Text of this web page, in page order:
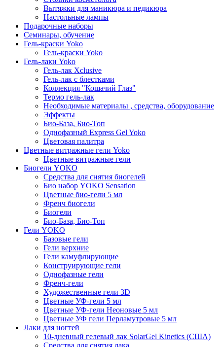
Вытяжки для маникюра и педикюра
Настольные лампы
Подарочные наборы
Семинары, обучение
Гель-краски Yoko
Гель-краски Yoko
Гель-лаки Yoko
Гель-лак Xclusive
Гель-лак с блестками
Коллекция "Кошачий Глаз"
Термо гель-лак
Необходимые материалы , средства, оборудование
Эффекты
Био-База, Био-Топ
Однофазный Express Gel Yoko
Цветовая палитра
Цветные витражные гели Yoko
Цветные витражные гели
Биогели YOKO
Средства для снятия биогелей
Био набор YOKO Sensation
Цветные био-гели 5 мл
Френч биогели
Биогели
Био-База, Био-Топ
Гели YOKO
Базовые гели
Гели верхние
Гели камуфлирующие
Конструирующие гели
Однофазные гели
Френч-гели
Художественные гели 3D
Цветные УФ-гели 5 мл
Цветные УФ-гели Неоновые 5 мл
Цветные УФ гели Перламутровые 5 мл
Лаки для ногтей
10-дневный гелевый лак SolarGel Kinetics (США)
Средства для снятия лака